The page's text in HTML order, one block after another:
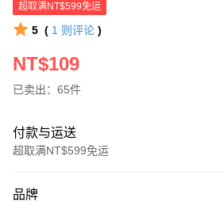
超取满NT$599免运
5 ( 1 则评论 )
NT$109
已卖出：65件
付款与运送
超取满NT$599免运
信用卡一次付款
品牌